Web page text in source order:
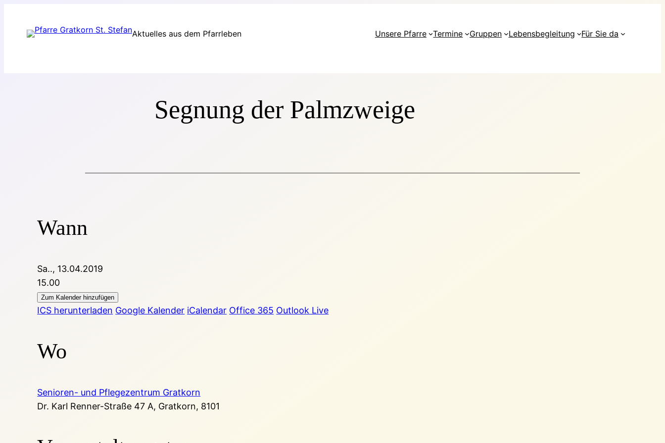
springen
Aktuelles aus dem Pfarrleben Unsere Pfarre Termine Gruppen Lebensbegleitung Für Sie da
Segnung der Palmzweige
Wann
Sa.., 13.04.2019
15.00
Zum Kalender hinzufügen
ICS herunterladen Google Kalender iCalendar Office 365 Outlook Live
Wo
Senioren- und Pflegezentrum Gratkorn
Dr. Karl Renner-Straße 47 A, Gratkorn, 8101